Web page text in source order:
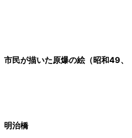
市民が描いた原爆の絵（昭和49、
明治橋